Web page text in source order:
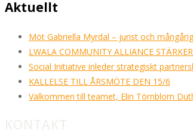
Aktuellt
Möt Gabriella Myrdal – jurist och
LWALA COMMUNITY ALLIANCE
Social Initiative inleder strategiskt
KALLELSE TILL ÅRSMÖTE DEN 15/6
Välkommen till teamet, Elin Törnblom